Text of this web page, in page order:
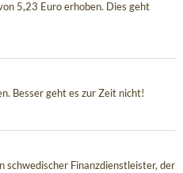
5,23 Euro erhoben. Dies geht
Besser geht es zur Zeit nicht!
schwedischer Finanzdienstleister, der